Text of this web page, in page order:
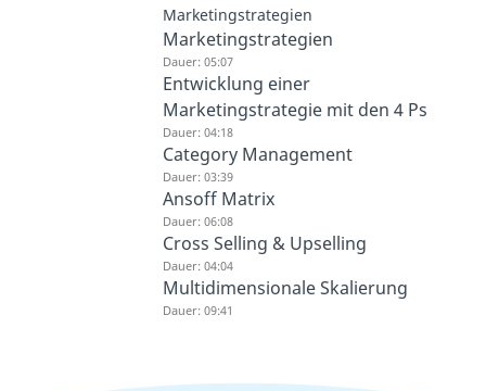
Marketingstrategien
Marketingstrategien
Dauer: 05:07
Entwicklung einer
Marketingstrategie mit den 4 Ps
Dauer: 04:18
Category Management
Dauer: 03:39
Ansoff Matrix
Dauer: 06:08
Cross Selling & Upselling
Dauer: 04:04
Multidimensionale Skalierung
Dauer: 09:41